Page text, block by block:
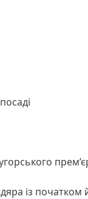
із початком